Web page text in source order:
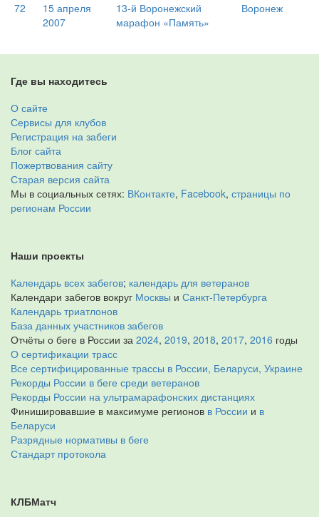
72
15 апреля
2007
13-й Воронежский
марафон «Память»
Воронеж
Где вы находитесь
О сайте
Сервисы для клубов
Регистрация на забеги
Блог сайта
Пожертвования сайту
Старая версия сайта
Мы в социальных сетях: ВКонтакте, Facebook, страницы по
регионам России
Наши проекты
Календарь всех забегов; календарь для ветеранов
Календари забегов вокруг Москвы и Санкт-Петербурга
Календарь триатлонов
База данных участников забегов
Отчёты о беге в России за 2024, 2019, 2018, 2017, 2016 годы
О сертификации трасс
Все сертифицированные трассы в России, Беларуси, Украине
Рекорды России в беге среди ветеранов
Рекорды России на ультрамарафонских дистанциях
Финишировавшие в максимуме регионов в России и в
Беларуси
Разрядные нормативы в беге
Стандарт протокола
КЛБМатч